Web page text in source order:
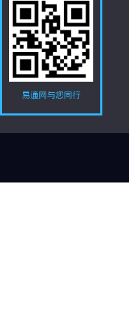
易通网与您同行